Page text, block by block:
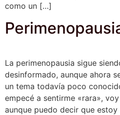
como un […]
La perimenopausia sigue
desinformado, aunque ahora
un tema todavía poco
empecé a sentirme «rara»,
aunque puedo decir que